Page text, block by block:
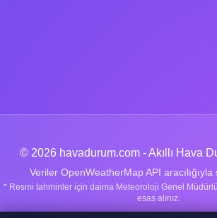
© 2026 havadurum.com - Akıllı Hava
Veriler OpenWeatherMap API aracılığıyla
* Resmi tahminler için daima Meteoroloji Genel
esas alınız.